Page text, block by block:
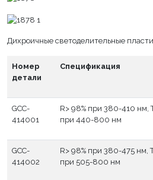
Дихроичные светоделительные
Номер
детали
Спецификация
GCC-
414001
R> 98% при 380-410 нм,
при 440-800 нм
GCC-
414002
R> 98% при 380-475 нм,
при 505-800 нм